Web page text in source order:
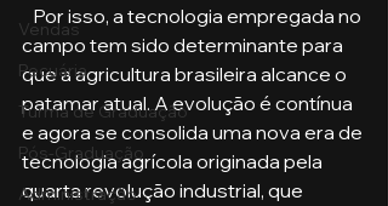
Vendas
Pecuária
Turma de Graduação
Pós-Graduação
Administração
campo tem sido determinante para
que a agricultura brasileira alcance o
patamar atual. A evolução é contínua
e agora se consolida uma nova era de
tecnologia agrícola originada pela
quarta revolução industrial, que